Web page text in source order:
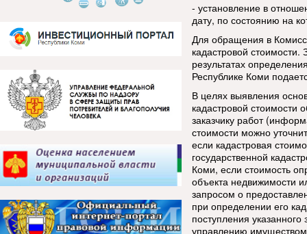
- установление в
дату, по состоянию на
Для обращения в
кадастровой
результатах
Республике Коми
В целях выявления
кадастровой стоимости
заказчику работ
стоимости можно
если кадастровая
государственной
Коми, если стоимость
объекта недвижимости
запросом о
при определении его
поступления
управлению